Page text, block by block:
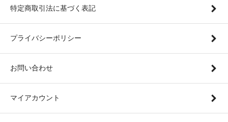
特定商取引法に基づく表記
プライバシーポリシー
お問い合わせ
マイアカウント